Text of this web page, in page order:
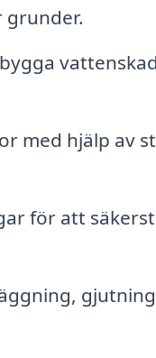
grunder.
med hjälp av
för att